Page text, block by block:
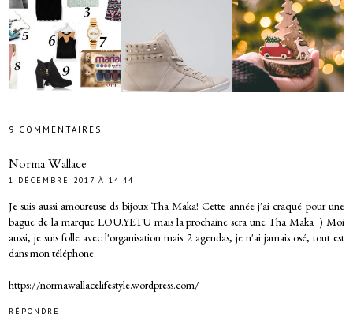
9 COMMENTAIRES
Norma Wallace
1 DÉCEMBRE 2017 À 14:44
Je suis aussi amoureuse ds bijoux Tha Maka! Cette année j'ai craqué pour une
bague de la marque LOU.YETU mais la prochaine sera une Tha Maka :) Moi
aussi, je suis folle avec l'organisation mais 2 agendas, je n'ai jamais osé, tout est
dans mon téléphone.
https://normawallacelifestyle.wordpress.com/
RÉPONDRE